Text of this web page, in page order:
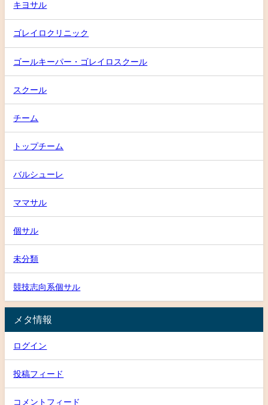
キヨサル
ゴレイロクリニック
ゴールキーパー・ゴレイロスクール
スクール
チーム
トップチーム
バルシューレ
ママサル
個サル
未分類
競技志向系個サル
メタ情報
ログイン
投稿フィード
コメントフィード